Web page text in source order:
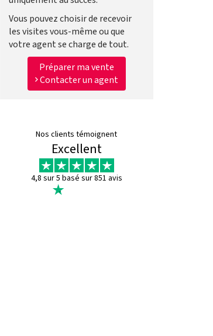
Vous pouvez choisir de recevoir
les visites vous-même ou que
votre agent se charge de tout.
Préparer ma vente
Contacter un agent
Nos clients témoignent
Excellent
4,8 sur 5 basé sur 851 avis